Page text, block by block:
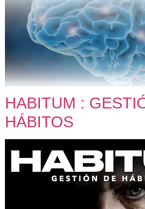
HABITUM :
HÁBITOS